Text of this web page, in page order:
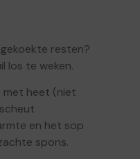
resten?
los te weken.
met heet (niet
en het sop
spons.